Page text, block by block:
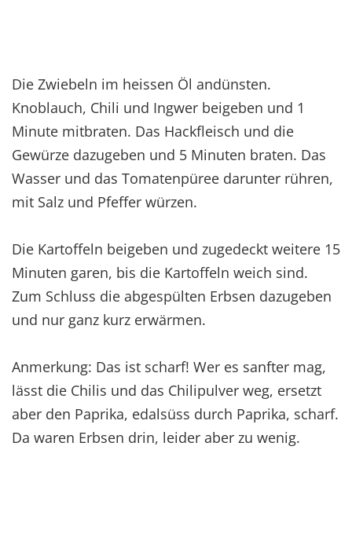
Die Zwiebeln im heissen Öl andünsten.
Knoblauch, Chili und Ingwer beigeben und 1
Minute mitbraten. Das Hackfleisch und die
Gewürze dazugeben und 5 Minuten braten. Das
Wasser und das Tomatenpüree darunter rühren,
mit Salz und Pfeffer würzen.
Die Kartoffeln beigeben und zugedeckt weitere 15
Minuten garen, bis die Kartoffeln weich sind.
Zum Schluss die abgespülten Erbsen dazugeben
und nur ganz kurz erwärmen.
Anmerkung: Das ist scharf! Wer es sanfter mag,
lässt die Chilis und das Chilipulver weg, ersetzt
aber den Paprika, edalsüss durch Paprika, scharf.
Da waren Erbsen drin, leider aber zu wenig.